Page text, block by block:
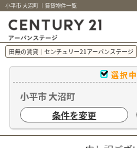
小平市 大沼町 ｜賃貸物件一覧
田無の賃貸｜センチュリー21アーバンステージ
選択
小平市 大沼町
条件を変更